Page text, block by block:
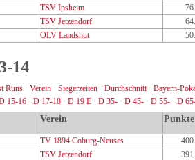
TSV Ipsheim
TSV Jetzendorf
OLV Landshut
14
Runs · Verein · Siegerzeiten · Durchschnitt· Bayern-
15-16 · D 17-18 · D 19 E · D 35- · D 45- · D 55- · D
Verein Punkte
TV 1894 Coburg-Neuses
TSV Jetzendorf